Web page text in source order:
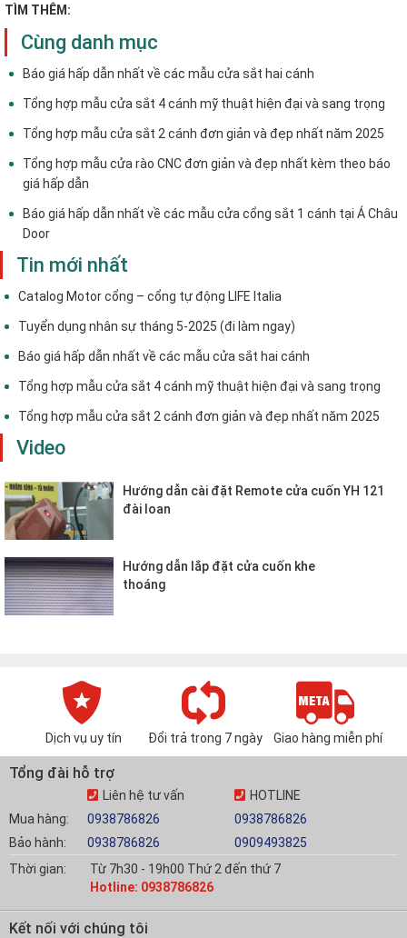
TÌM THÊM:
Cùng danh mục
Báo giá hấp dẫn nhất về các mẫu cửa sắt hai cánh
Tổng hợp mẫu cửa sắt 4 cánh mỹ thuật hiện đại và sang trọng
Tổng hợp mẫu cửa sắt 2 cánh đơn giản và đẹp nhất năm 2025
Tổng hợp mẫu cửa rào CNC đơn giản và đẹp nhất kèm theo báo
giá hấp dẫn
Báo giá hấp dẫn nhất về các mẫu cửa cổng sắt 1 cánh tại Á Châu
Door
Tin mới nhất
Catalog Motor cổng – cổng tự động LIFE Italia
Tuyển dụng nhân sự tháng 5-2025 (đi làm ngay)
Báo giá hấp dẫn nhất về các mẫu cửa sắt hai cánh
Tổng hợp mẫu cửa sắt 4 cánh mỹ thuật hiện đại và sang trọng
Tổng hợp mẫu cửa sắt 2 cánh đơn giản và đẹp nhất năm 2025
Video
Hướng dẫn cài đặt Remote cửa cuốn YH 121
đài loan
Hướng dẫn lắp đặt cửa cuốn khe
thoáng
Dịch vụ uy tín Đổi trả trong 7 ngày Giao hàng miễn phí
Tổng đài hỗ trợ
Mua hàng:
Bảo hành:
Liên hệ tư vấn
0938786826
0938786826
HOTLINE
0938786826
0909493825
Thời gian:
Từ 7h30 - 19h00 Thứ 2 đến thứ 7
Hotline: 0938786826
Kết nối với chúng tôi